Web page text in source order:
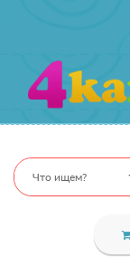
Что ищем?